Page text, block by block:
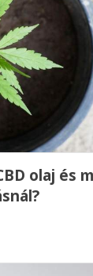
olaj és